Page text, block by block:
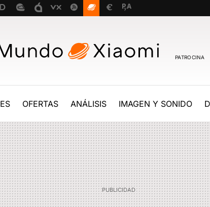
PATROCINA
OFERTAS ANÁLISIS IMAGEN Y SONIDO